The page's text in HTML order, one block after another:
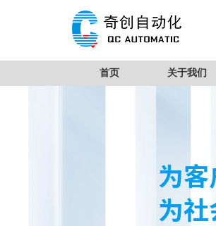
首页 关于我们